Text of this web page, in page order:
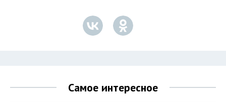
Самое интересное